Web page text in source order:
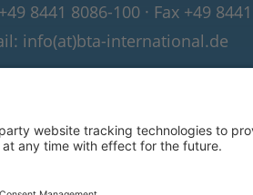
8441 8086-100 · Fax +49
info(at)bta-international.de
BTA International GmbH. All